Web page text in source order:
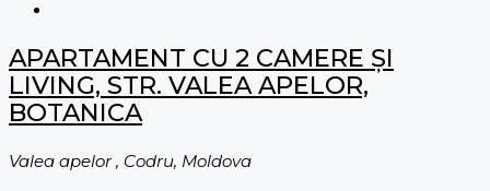
APARTAMENT CU 2 CAMERE ȘI
LIVING, STR. VALEA APELOR,
BOTANICA
Valea apelor , Codru, Moldova